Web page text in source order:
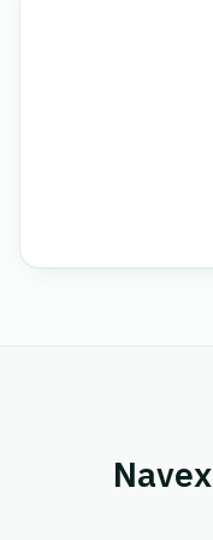
قم بإقران Storeino أو Navex